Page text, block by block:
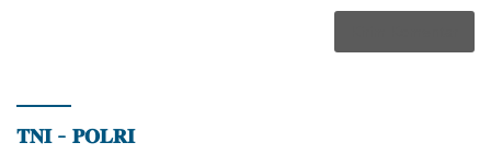
𝐓𝐍𝐈 – 𝐏𝐎𝐋𝐑𝐈